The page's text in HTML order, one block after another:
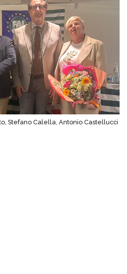
Stefano Calella, Antonio Castellucci